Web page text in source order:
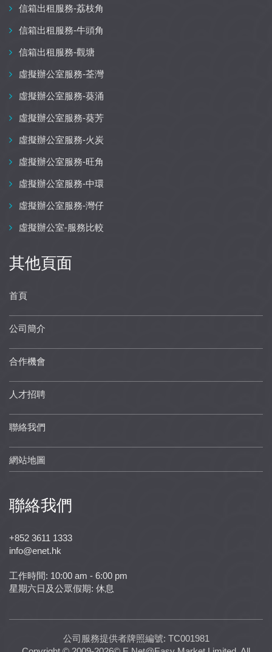
信箱出租服務-荔枝角
信箱出租服務-牛頭角
信箱出租服務-觀塘
虛擬辦公室服務-荃灣
虛擬辦公室服務-葵涌
虛擬辦公室服務-葵芳
虛擬辦公室服務-火炭
虛擬辦公室服務-旺角
虛擬辦公室服務-中環
虛擬辦公室服務-灣仔
虛擬辦公室-服務比較
其他頁面
首頁
公司簡介
合作機會
人才招聘
聯絡我們
網站地圖
聯絡我們
+852 3611 1333
info@enet.hk
工作時間: 10:00 am - 6:00 pm
星期六日及公眾假期: 休息
公司服務提供者牌照編號: TC001981